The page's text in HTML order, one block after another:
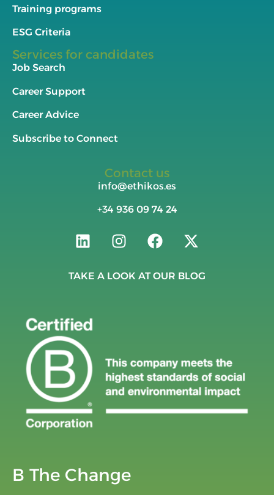
Training programs
ESG Criteria
Services for candidates
Job Search
Career Support
Career Advice
Subscribe to Connect
Contact us
info@ethikos.es
+34 936 09 74 24
TAKE A LOOK AT OUR BLOG
B The Change